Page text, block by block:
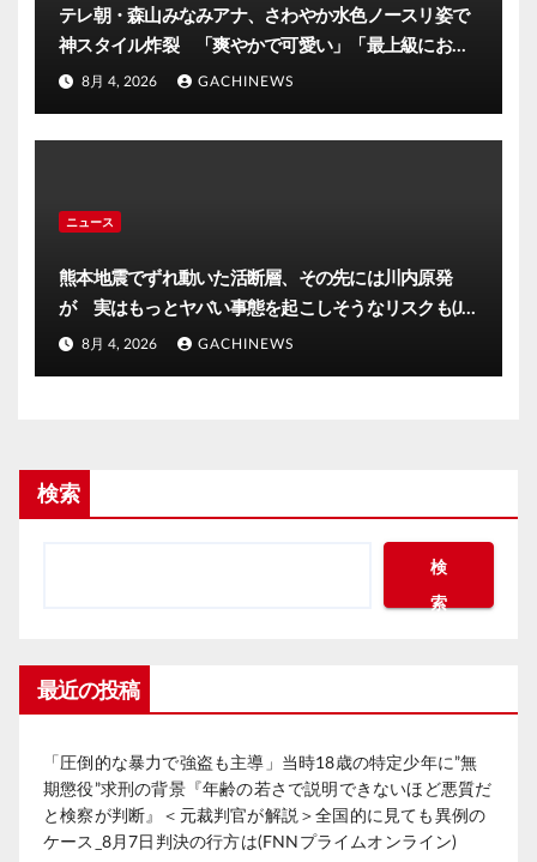
テレ朝・森山みなみアナ、さわやか水色ノースリ姿で
神スタイル炸裂 「爽やかで可愛い」「最上級にお似
合い」(J-CASTニュース)
8月 4, 2026 GACHINEWS
ニュース
熊本地震でずれ動いた活断層、その先には川内原発
が 実はもっとヤバい事態を起こしそうなリスクも(J-
CASTニュース)
8月 4, 2026 GACHINEWS
検索
検
索
最近の投稿
「圧倒的な暴力で強盗も主導」当時18歳の特定少年に”無
期懲役”求刑の背景『年齢の若さで説明できないほど悪質だ
と検察が判断』＜元裁判官が解説＞全国的に見ても異例の
ケース_8月7日判決の行方は(FNNプライムオンライン)